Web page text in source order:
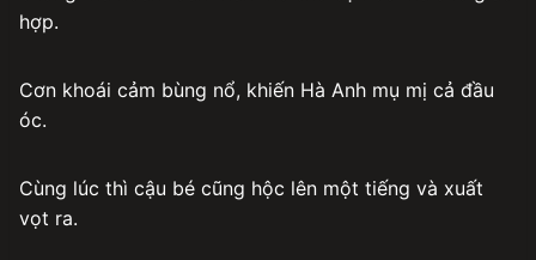
hợp.
Cơn khoái cảm bùng nổ, khiến Hà Anh mụ mị cả đầu
óc.
Cùng lúc thì cậu bé cũng hộc lên một tiếng và xuất
vọt ra.